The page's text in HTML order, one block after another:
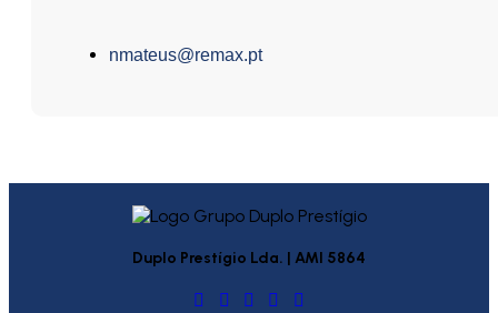
nmateus@remax.pt
Duplo Prestígio Lda. | AMI 5864